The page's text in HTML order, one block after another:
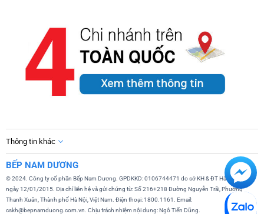
Thông tin khác
BẾP NAM DƯƠNG
© 2024. Công ty cổ phần Bếp Nam Dương. GPDKKD: 0106744471 do sở KH & ĐT Hà Nội cấp
ngày 12/01/2015. Địa chỉ liên hệ và gửi chứng từ: Số 216+218 Đường Nguyễn Trãi, Phường
Thanh Xuân, Thành phố Hà Nội, Việt Nam. Điện thoại: 1800.1161. Email:
cskh@bepnamduong.com.vn. Chịu trách nhiệm nội dung: Ngô Tiến Dũng.